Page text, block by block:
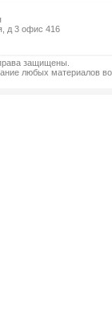
д 3 офис 416
защищены.
любых материалов